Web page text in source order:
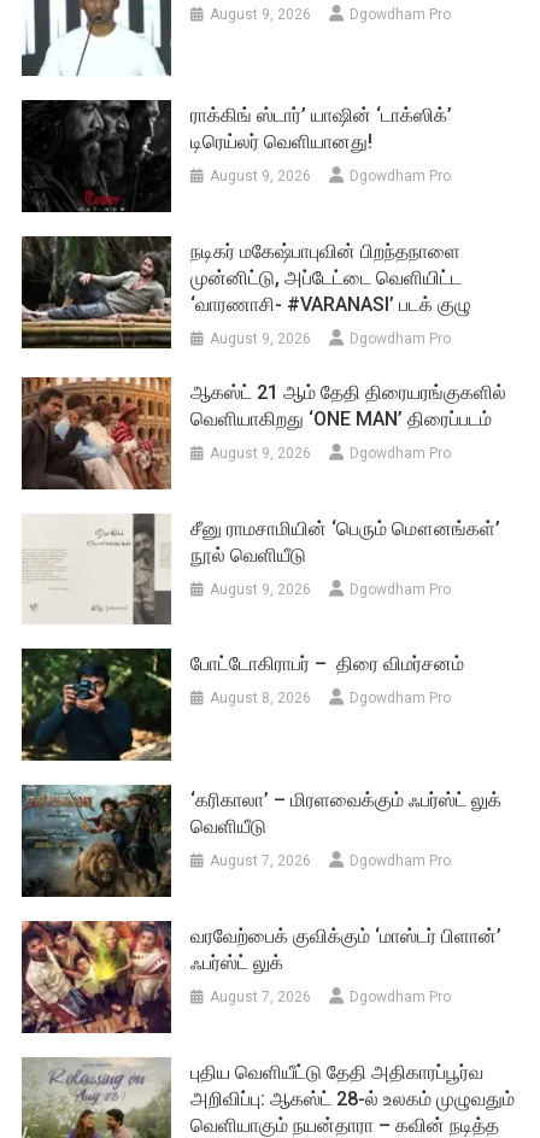
August 9, 2026 Dgowdham Pro
ராக்கிங் ஸ்டார்’ யாஷின் ‘டாக்ஸிக்’
டிரெய்லர் வெளியானது!
August 9, 2026 Dgowdham Pro
நடிகர் மகேஷ்பாபுவின் பிறந்தநாளை
முன்னிட்டு, அப்டேட்டை வெளியிட்ட
‘வாரணாசி- #VARANASI’ படக் குழு
August 9, 2026 Dgowdham Pro
ஆகஸ்ட் 21 ஆம் தேதி திரையரங்குகளில்
வெளியாகிறது ‘ONE MAN’ திரைப்படம்
August 9, 2026 Dgowdham Pro
சீனு ராமசாமியின் ‘பெரும் மௌனங்கள்’
நூல் வெளியீடு
August 9, 2026 Dgowdham Pro
போட்டோகிராபர் – திரை விமர்சனம்
August 8, 2026 Dgowdham Pro
‘கரிகாலா’ – மிரளவைக்கும் ஃபர்ஸ்ட் லுக்
வெளியீடு
August 7, 2026 Dgowdham Pro
வரவேற்பைக் குவிக்கும் ‘மாஸ்டர் பிளான்’
ஃபர்ஸ்ட் லுக்
August 7, 2026 Dgowdham Pro
புதிய வெளியீட்டு தேதி அதிகாரப்பூர்வ
அறிவிப்பு: ஆகஸ்ட் 28-ல் உலகம் முழுவதும்
வெளியாகும் நயன்தாரா – கவின் நடித்த